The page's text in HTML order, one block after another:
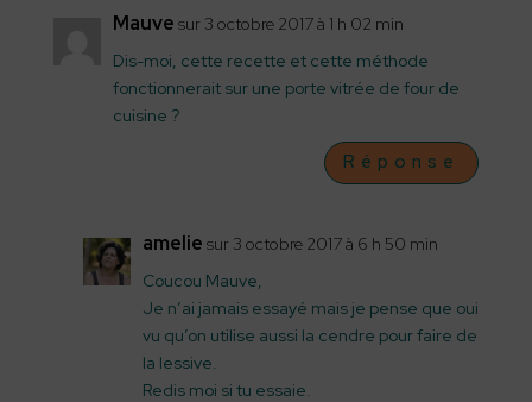
Mauve sur 3 octobre 2017 à 1 h 02 min
Dis-moi, cette recette et cette méthode
fonctionnerait sur une porte vitrée de four de
cuisine ?
Réponse
amelie sur 3 octobre 2017 à 6 h 50 min
Coucou Mauve,
Je n’ai jamais essayé mais je pense que oui
vu qu’on utilise aussi la cendre pour faire de
la lessive.
Redis moi si tu essaie.